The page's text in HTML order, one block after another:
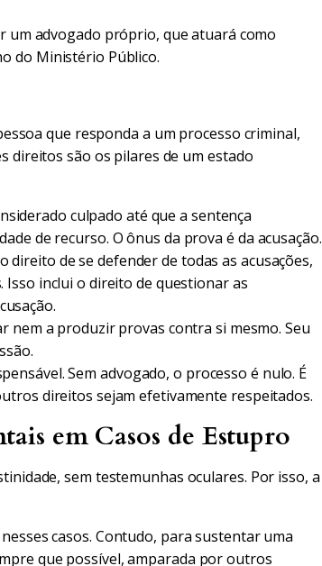
um advogado próprio, que atuará como
do Ministério Público.
que responda a um processo criminal,
direitos são os pilares de um estado
culpado até que a sentença
de recurso. O ônus da prova é da acusação.
direito de se defender de todas as acusações,
inclui o direito de questionar as
nem a produzir provas contra si mesmo. Seu
Sem advogado, o processo é nulo. É
direitos sejam efetivamente respeitados.
em Casos de Estupro
sem testemunhas oculares. Por isso, a
casos. Contudo, para sustentar uma
que possível, amparada por outros